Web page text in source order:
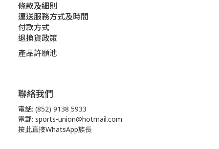
條款及細則
運送服務方式及時間
付款方式
退換貨政策
產品許願池
聯絡我們
電話: (852) 9138 5933
電郵: sports-union@hotmail.com
按此直接WhatsApp族長